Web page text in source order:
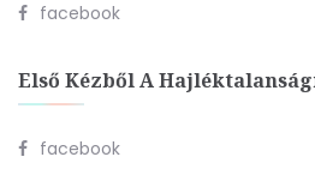
facebook
Első Kézből A
facebook